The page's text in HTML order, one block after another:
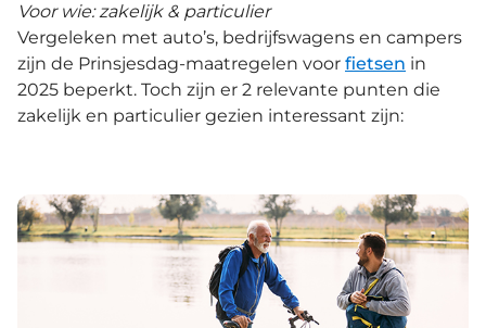
Voor wie: zakelijk & particulier
Vergeleken met auto’s, bedrijfswagens en campers
zijn de Prinsjesdag-maatregelen voor fietsen in
2025 beperkt. Toch zijn er 2 relevante punten die
zakelijk en particulier gezien interessant zijn: